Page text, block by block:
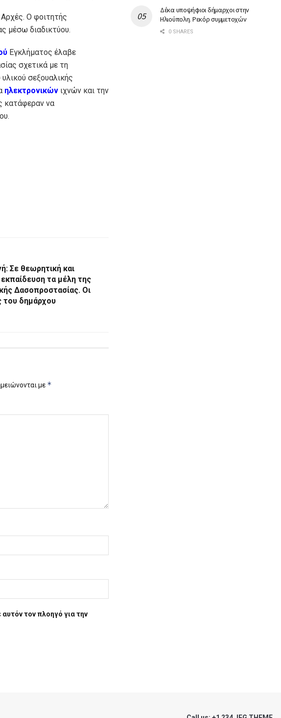
Ο φοιτητής
μέσω διαδικτύου.
Εγκλήματος έλαβε
σχετικά με τη
σεξουαλικής
ηλεκτρονικών ιχνών και την
κατάφεραν να
Σε θεωρητική και
τα μέλη της
Δασοπροστασίας. Οι
του δημάρχου
με *
τον πλοηγό για την
Δέκα υποψήφιοι δήμαρχοι στην
Ηλιούπολη. Ρεκόρ συμμετοχών
0 SHARES